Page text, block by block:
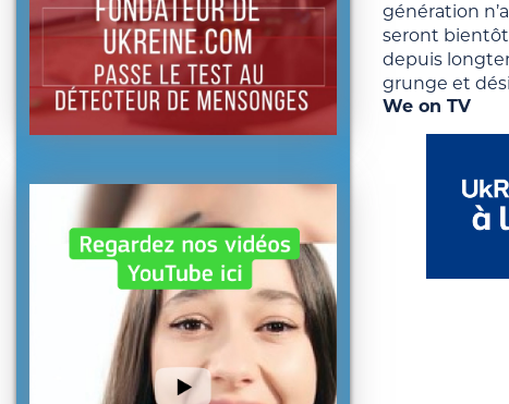
génération
seront bientôt
depuis
grunge et
We on TV